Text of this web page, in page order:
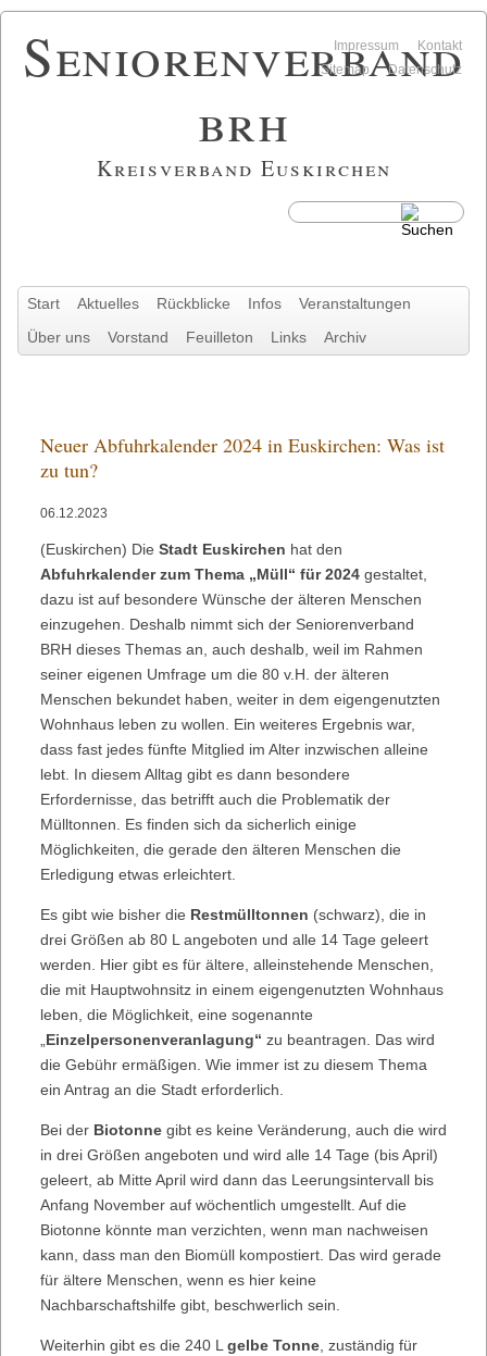
Seniorenverband
brh
Kreisverband Euskirchen
Navigation
überspringen
Start Aktuelles Rückblicke Infos
Veranstaltungen
Über uns
Vorstand Feuilleton Links Archiv
überspringen
Kontakt
Impressum
Datenschutz
Sitemap
Neuer Abfuhrkalender 2024 in Euskirchen: Was ist
zu tun?
06.12.2023
(Euskirchen) Die Stadt Euskirchen hat den
Abfuhrkalender zum Thema „Müll“ für 2024 gestaltet,
dazu ist auf besondere Wünsche der älteren Menschen
einzugehen. Deshalb nimmt sich der Seniorenverband
BRH dieses Themas an, auch deshalb, weil im Rahmen
seiner eigenen Umfrage um die 80 v.H. der älteren
Menschen bekundet haben, weiter in dem eigengenutzten
Wohnhaus leben zu wollen. Ein weiteres Ergebnis war,
dass fast jedes fünfte Mitglied im Alter inzwischen alleine
lebt. In diesem Alltag gibt es dann besondere
Erfordernisse, das betrifft auch die Problematik der
Mülltonnen. Es finden sich da sicherlich einige
Möglichkeiten, die gerade den älteren Menschen die
Erledigung etwas erleichtert.
Es gibt wie bisher die Restmülltonnen (schwarz), die in
drei Größen ab 80 L angeboten und alle 14 Tage geleert
werden. Hier gibt es für ältere, alleinstehende Menschen,
die mit Hauptwohnsitz in einem eigengenutzten Wohnhaus
leben, die Möglichkeit, eine sogenannte
Einzelpersonenveranlagung“ zu beantragen. Das wird
die Gebühr ermäßigen. Wie immer ist zu diesem Thema
ein Antrag an die Stadt erforderlich.
Bei der Biotonne gibt es keine Veränderung, auch die wird
in drei Größen angeboten und wird alle 14 Tage (bis April)
geleert, ab Mitte April wird dann das Leerungsintervall bis
Anfang November auf wöchentlich umgestellt. Auf die
Biotonne könnte man verzichten, wenn man nachweisen
kann, dass man den Biomüll kompostiert. Das wird gerade
für ältere Menschen, wenn es hier keine
Nachbarschaftshilfe gibt, beschwerlich sein.
Weiterhin gibt es die 240 L gelbe Tonne , zuständig für